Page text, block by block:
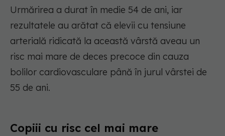
Urmărirea a durat în medie 54 de ani, iar
rezultatele au arătat că elevii cu tensiune
arterială ridicată la această vârstă aveau un
risc mai mare de deces precoce din cauza
bolilor cardiovasculare până în jurul vârstei de
55 de ani.
Copiii cu risc cel mai mare